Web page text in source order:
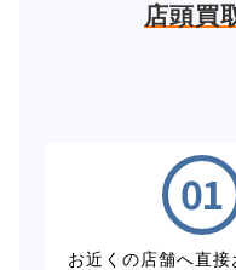
店頭買
お近くの店舗へ直接